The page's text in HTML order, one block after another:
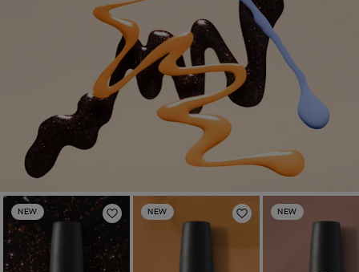
NEW
Aggiungi alla lista dei desideri
NEW
Aggiungi alla
NEW